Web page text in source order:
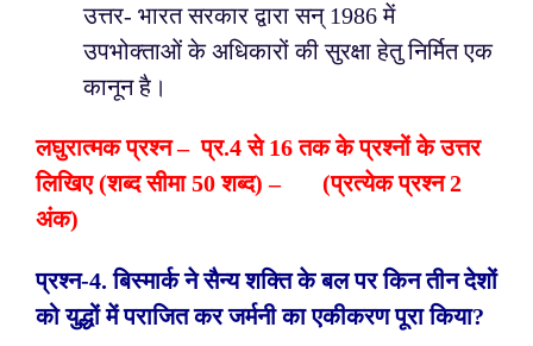
उत्तर- भारत सरकार द्वारा सन् 1986 में
उपभोक्ताओं के अधिकारों की सुरक्षा हेतु निर्मित एक
कानून है।
लघुरात्मक प्रश्न – प्र.4 से 16 तक के प्रश्नों के उत्तर
लिखिए (शब्द सीमा 50 शब्द) – (प्रत्येक प्रश्न 2
अंक)
प्रश्न-4. बिस्मार्क ने सैन्य शक्ति के बल पर किन तीन देशों
को युद्धों में पराजित कर जर्मनी का एकीकरण पूरा किया?